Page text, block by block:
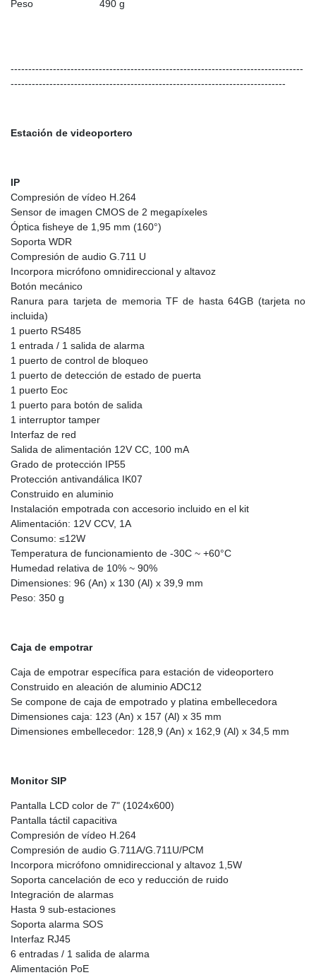
Peso 490 g
-----------------------------------------------------------------------------------
------------------------------------------------------------------------------
Estación de videoportero
IP
Compresión de vídeo H.264
Sensor de imagen CMOS de 2 megapíxeles
Óptica fisheye de 1,95 mm (160°)
Soporta WDR
Compresión de audio G.711 U
Incorpora micrófono omnidireccional y altavoz
Botón mecánico
Ranura para tarjeta de memoria TF de hasta 64GB (tarjeta no
incluida)
1 puerto RS485
1 entrada / 1 salida de alarma
1 puerto de control de bloqueo
1 puerto de detección de estado de puerta
1 puerto Eoc
1 puerto para botón de salida
1 interruptor tamper
Interfaz de red
Salida de alimentación 12V CC, 100 mA
Grado de protección IP55
Protección antivandálica IK07
Construido en aluminio
Instalación empotrada con accesorio incluido en el kit
Alimentación: 12V CCV, 1A
Consumo: ≤12W
Temperatura de funcionamiento de -30C ~ +60°C
Humedad relativa de 10% ~ 90%
Dimensiones: 96 (An) x 130 (Al) x 39,9 mm
Peso: 350 g
Caja de empotrar
Caja de empotrar específica para estación de videoportero
Construido en aleación de aluminio ADC12
Se compone de caja de empotrado y platina embellecedora
Dimensiones caja: 123 (An) x 157 (Al) x 35 mm
Dimensiones embellecedor: 128,9 (An) x 162,9 (Al) x 34,5 mm
Monitor SIP
Pantalla LCD color de 7" (1024x600)
Pantalla táctil capacitiva
Compresión de vídeo H.264
Compresión de audio G.711A/G.711U/PCM
Incorpora micrófono omnidireccional y altavoz 1,5W
Soporta cancelación de eco y reducción de ruido
Integración de alarmas
Hasta 9 sub-estaciones
Soporta alarma SOS
Interfaz RJ45
6 entradas / 1 salida de alarma
Alimentación PoE